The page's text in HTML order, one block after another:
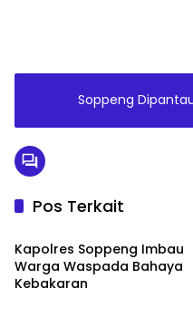
Soppeng
Pos Terkait
Metro
Kapolres Soppeng Imbau
Warga Waspada Bahaya
Kebakaran
Metro